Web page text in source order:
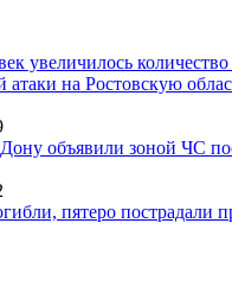
увеличилось
атаки на Ростовскую
объявили зоной ЧС
пятеро пострадали